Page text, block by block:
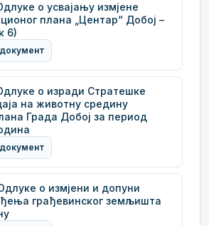
о усвајању измјене
плана „Центар“ Добој –
6)
о изради Стратешке
на животну средину
Града Добој за период
о измјени и допуни
грађевинског земљишта